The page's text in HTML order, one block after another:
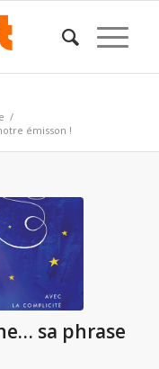
/
émisson !
sa phrase